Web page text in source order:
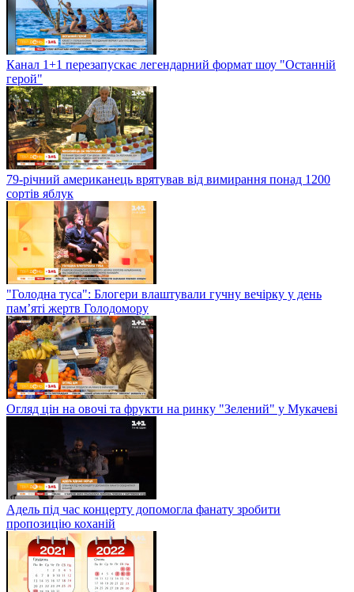
Канал 1+1 перезапускає легендарний формат шоу "Останній
герой"
79-річний американець врятував від вимирання понад 1200
сортів яблук
"Голодна туса": Блогери влаштували гучну вечірку у день
пам’яті жертв Голодомору
Огляд цін на овочі та фрукти на ринку "Зелений" у Мукачеві
Адель під час концерту допомогла фанату зробити
пропозицію коханій